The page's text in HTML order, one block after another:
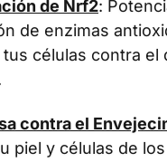
de Nrf2:
de enzimas
células contra el
contra el
piel y células de